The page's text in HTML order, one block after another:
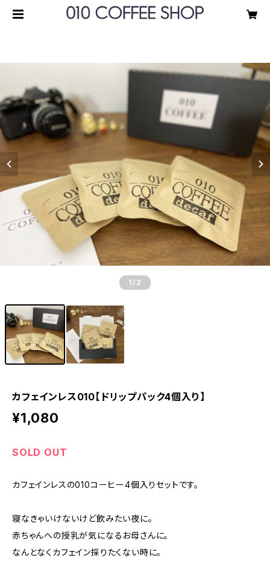
1 /2
カフェインレス010【ドリップパック4個入り】
¥1,080
SOLD OUT
カフェインレスの010コーヒー4個入りセットです。
寝なきゃいけないけど飲みたい夜に。
赤ちゃんへの授乳が気になるお母さんに。
なんとなくカフェイン採りたくない時に。